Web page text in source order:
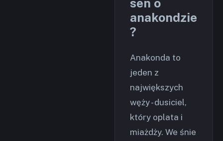
anakondzie
?
Anakonda to
jeden z
największych
węży - dusiciel,
który oplata i
miażdży. We śnie